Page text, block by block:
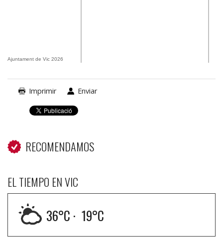
Ajuntament de Vic 2026
Imprimir Enviar
RECOMENDAMOS
EL TIEMPO EN VIC
36°C · 19°C